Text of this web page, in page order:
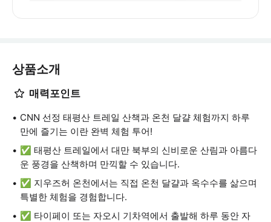
상품소개
매력포인트
CNN 선정 태평산 트레일 산책과 온천 달걀 체험까지 하루
만에 즐기는 이란 완벽 체험 투어!
✅ 태평산 트레일에서 대만 북부의 신비로운 산림과 아름다
운 풍경을 산책하며 만끽할 수 있습니다.
✅ 지우즈허 온천에서는 직접 온천 달걀과 옥수수를 삶으며
특별한 체험을 경험합니다.
✅ 타이페이 또는 자오시 기차역에서 출발해 하루 동안 자